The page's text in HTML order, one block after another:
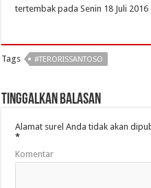
tertembak pada Senin 18 Juli
Tags #TERORISSANTOSO
Tinggalkan Balasan
Alamat surel Anda tidak akan
*
Komentar